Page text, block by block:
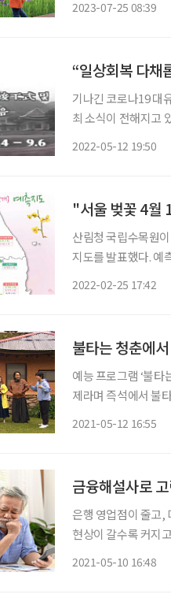
2023-07-25 08:39
“일상회복 다채
기나긴 코로나19 대
최 소식이 전해지고
2022-05-12 19:50
"서울 벚꽃 4월
산림청 국립수목원
지도를 발표했다. 예
2022-02-25 17:42
불타는 청춘에
예능 프로그램 ‘불
제라며 즉석에서 불
2021-05-12 16:55
은행 영업점이 줄고,
현상이 갈수록 커지
2021-05-10 16:48